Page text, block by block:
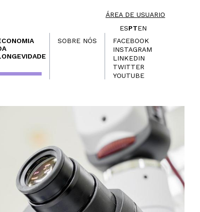
ÁREA DE USUARIO
ESPTEN
SOBRE NÓS
FACEBOOK
INSTAGRAM
LINKEDIN
TWITTER
YOUTUBE